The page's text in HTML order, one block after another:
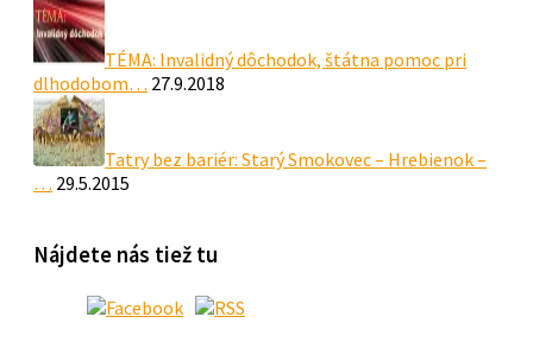
TÉMA: Invalidný dôchodok, štátna pomoc pri
dlhodobom… 27.9.2018
Tatry bez bariér: Starý Smokovec – Hrebienok –
… 29.5.2015
Nájdete nás tiež tu